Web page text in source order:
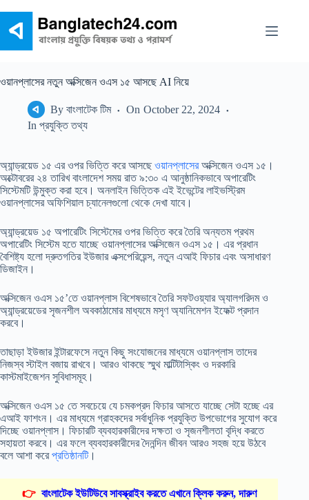
content
ওয়ানপ্লাসের নতুন অক্সিজেন ওএস ১৫ আসছে AI নিয়ে
By বাংলাটেক টিম On October 22, 2024
In প্রযুক্তি তথ্য
অ্যান্ড্রয়েড ১৫ এর ওপর ভিত্তি করে আসছে ওয়ানপ্লাসেরঅক্সিজেন ওএস ১৫।
অক্টোবরের ২৪ তারিখ বাংলাদেশ সময় রাত ৯:৩০ এ আনুষ্ঠানিকভাবে অপারেটিং
সিস্টেমটি উন্মুক্ত করা হবে। অনলাইন ভিত্তিক এই ইভেন্টের লাইভস্ট্রিম
ওয়ানপ্লাসের অফিশিয়াল চ্যানেলগুলো থেকে দেখা যাবে।
অ্যান্ড্রয়েড ১৫ অপারেটিং সিস্টেমের ওপর ভিত্তি করে তৈরি অন্যতম প্রথম
অপারেটিং সিস্টেম হতে যাচ্ছে ওয়ানপ্লাসের অক্সিজেন ওএস ১৫। এর প্রধান
বৈশিষ্ট্য হলো দ্রুতগতির ইউজার এক্সপেরিয়েন্স, নতুন এআই ফিচার এবং অসাধারণ
ডিজাইন।
অক্সিজেন ওএস ১৫’তে ওয়ানপ্লাস বিশেষভাবে তৈরি সফটওয়্যার অ্যালগরিদম ও
অ্যান্ড্রয়েডের সৃজনশীল অবকাঠামোর মাধ্যমে মসৃণ অ্যানিমেশন ইফেক্ট প্রদান
করবে।
তাছাড়া ইউজার ইন্টারফেসে নতুন কিছু সংযোজনের মাধ্যমে ওয়ানপ্লাস তাদের
নিজস্ব স্টাইল বজায় রাখবে। আরও থাকছে স্মুথ মাল্টিটাস্কিং ও দরকারি
কাস্টমাইজেশন সুবিধাসমূহ।
অক্সিজেন ওএস ১৫ তে সবচেয়ে যে চমকপ্রদ ফিচার আসতে যাচ্ছে সেটা হচ্ছে এর
এআই ফাশংন। এর মাধ্যমে গ্রাহকদের সর্বাধুনিক প্রযুক্তি উপভোগের সুযোগ করে
দিচ্ছে ওয়ানপ্লাস। ফিচারটি ব্যবহারকারীদের দক্ষতা ও সৃজনশীলতা বৃদ্ধি করতে
সহায়তা করবে। এর ফলে ব্যবহারকারীদের দৈনন্দিন জীবন আরও সহজ হয়ে উঠবে
বলে আশা করেপ্রতিষ্ঠানটি।
👉 বাংলাটেক ইউটিউবে সাবস্ক্রাইব করতে এখানে ক্লিক করুন, দারুণ